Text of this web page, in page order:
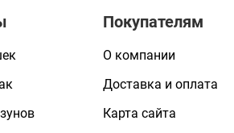
Покупателям
О компании
Доставка и оплата
Карта сайта